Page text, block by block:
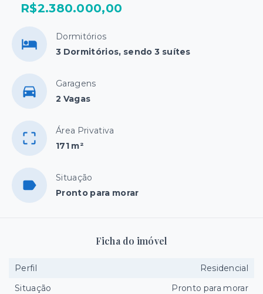
R$2.380.000,00
Dormitórios
3 Dormitórios, sendo 3 suítes
Garagens
2 Vagas
Área Privativa
171 m²
Situação
Pronto para morar
Ficha do imóvel
Perfil
Residencial
Situação
Pronto para morar